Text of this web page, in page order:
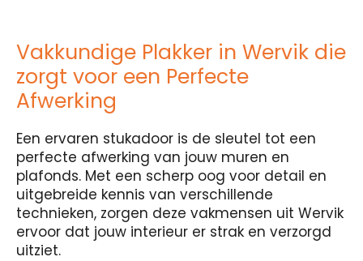
Vakkundige Plakker in Wervik die
zorgt voor een Perfecte
Afwerking
Een ervaren stukadoor is de sleutel tot een
perfecte afwerking van jouw muren en
plafonds. Met een scherp oog voor detail en
uitgebreide kennis van verschillende
technieken, zorgen deze vakmensen uit Wervik
ervoor dat jouw interieur er strak en verzorgd
uitziet.